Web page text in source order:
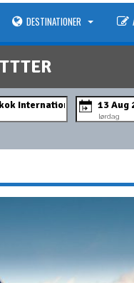
DESTINATIONER
lørdag